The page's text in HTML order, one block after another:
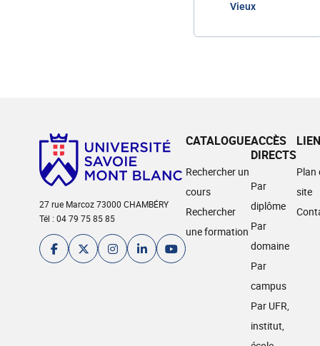
Vieux
27 rue Marcoz 73000 CHAMBÉRY
Tél : 04 79 75 85 85
CATALOGUE
Rechercher un
cours
Rechercher
une formation
ACCÈS
DIRECTS
Par
diplôme
Par
domaine
Par
campus
Par UFR,
institut,
Plan
site